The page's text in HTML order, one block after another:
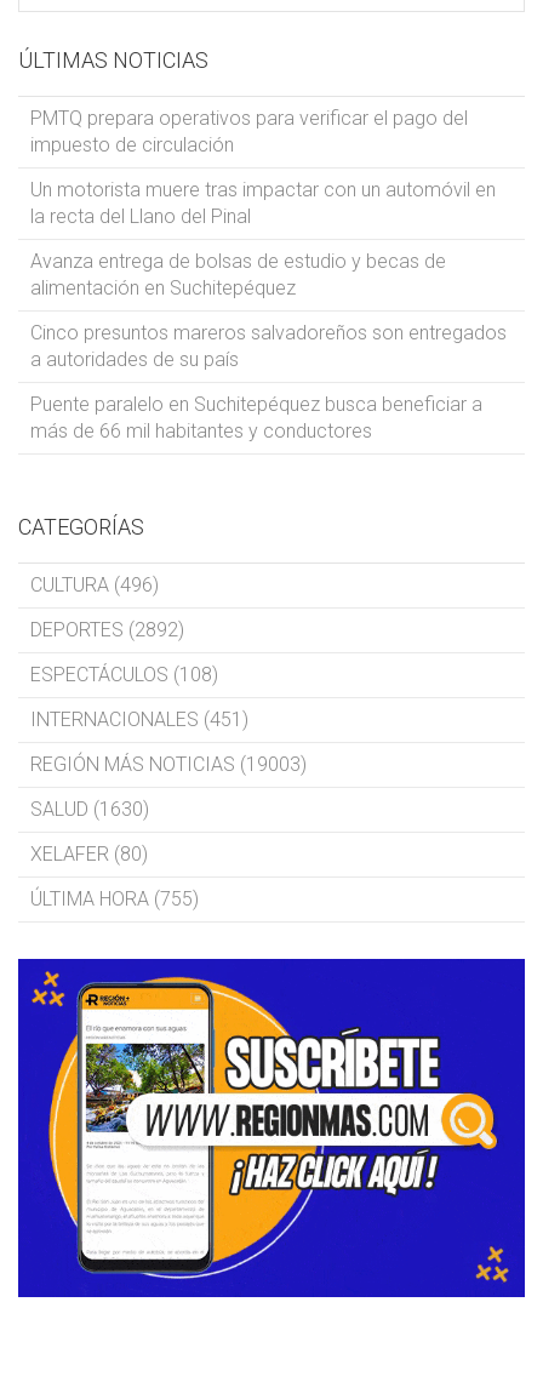
ÚLTIMAS NOTICIAS
PMTQ prepara operativos para verificar el pago del
impuesto de circulación
Un motorista muere tras impactar con un automóvil en
la recta del Llano del Pinal
Avanza entrega de bolsas de estudio y becas de
alimentación en Suchitepéquez
Cinco presuntos mareros salvadoreños son entregados
a autoridades de su país
Puente paralelo en Suchitepéquez busca beneficiar a
más de 66 mil habitantes y conductores
CATEGORÍAS
CULTURA (496)
DEPORTES (2892)
ESPECTÁCULOS (108)
INTERNACIONALES (451)
REGIÓN MÁS NOTICIAS (19003)
SALUD (1630)
XELAFER (80)
ÚLTIMA HORA (755)